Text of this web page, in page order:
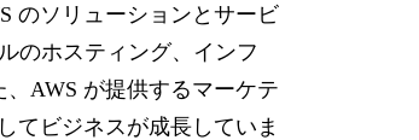
のソリューションとサービ
のホスティング、インフ
AWS が提供するマーケテ
てビジネスが成長していま